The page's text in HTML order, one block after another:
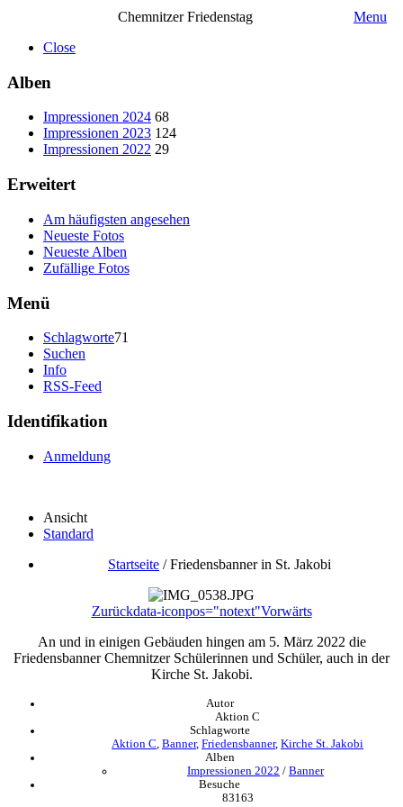
Chemnitzer Friedenstag
Menu
Close
Alben
Impressionen 2024 68
Impressionen 2023 124
Impressionen 2022 29
Erweitert
Am häufigsten angesehen
Neueste Fotos
Neueste Alben
Zufällige Fotos
Menü
Schlagworte71
Suchen
Info
RSS-Feed
Identifikation
Anmeldung
Ansicht
Standard
Startseite /Friedensbanner in St. Jakobi
Zurückdata-iconpos="notext"Vorwärts
An und in einigen Gebäuden hingen am 5. März 2022 die
Friedensbanner Chemnitzer Schülerinnen und Schüler, auch in der
Kirche St. Jakobi.
Autor
Aktion C
Schlagworte
Aktion C Banner, Friedensbanner, Kirche St. Jakobi
Alben
Impressionen 2022 / Banner
Besuche
83163